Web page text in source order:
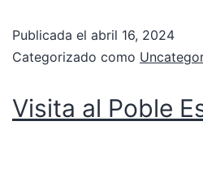
Publicada el abril 16, 2024
Categorizado como
Visita al Poble